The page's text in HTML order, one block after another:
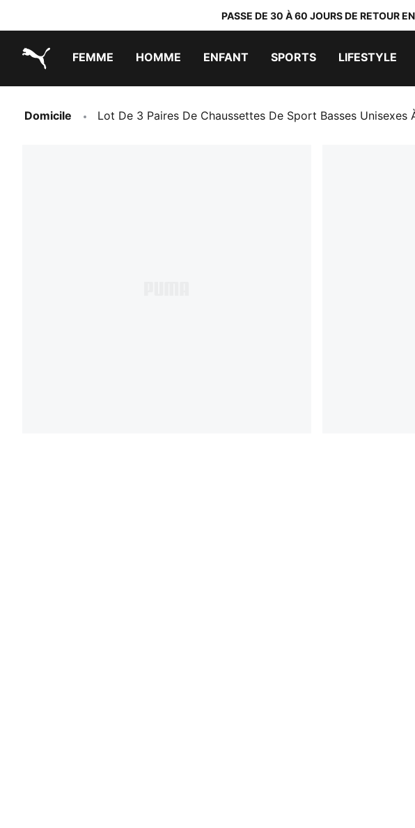
PASSE DE 30 À 60 JOURS DE RETOUR
FEMME HOMME ENFANT SPORTS LIFESTYLE
Domicile Lot De 3 Paires De Chaussettes De Sport Basses Unisexes